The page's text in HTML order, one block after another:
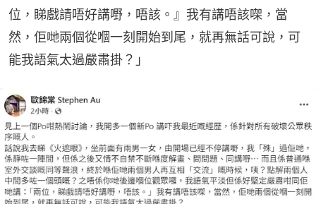
位，睇戲請唔好講嘢，唔該。』我有講唔該㗎，當
然，佢哋兩個從嗰一刻開始到尾，就再無話可說，可
能我語氣太過嚴肅掛？」